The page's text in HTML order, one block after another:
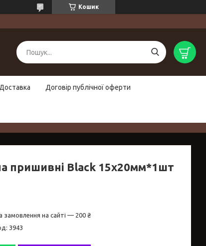
Кошик
Доставка Договір публічної оферти
пришивні Black 15х20мм*1шт
замовлення на сайті — 200 ₴
3943